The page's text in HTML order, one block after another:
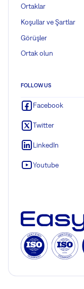
Ortaklar
Koşullar ve Şartlar
Görüşler
Ortak olun
FOLLOW US
Facebook
Twitter
LinkedIn
Youtube